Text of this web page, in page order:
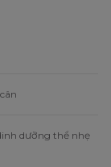
dưỡng thể nhẹ